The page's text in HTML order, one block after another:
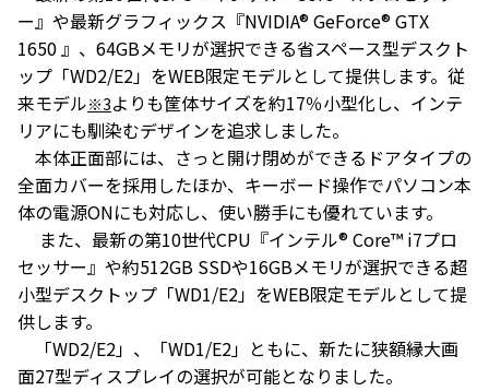
ー』や最新グラフィックス『NVIDIA® GeForce® GTX
1650 』、64GBメモリが選択できる省スペース型デスクト
ップ「WD2/E2」をWEB限定モデルとして提供します。従
来モデル※3よりも筐体サイズを約17％小型化し、インテ
リアにも馴染むデザインを追求しました。
本体正面部には、さっと開け閉めができるドアタイプの
全面カバーを採用したほか、キーボード操作でパソコン本
体の電源ONにも対応し、使い勝手にも優れています。
また、最新の第10世代CPU『インテル® Core™ i7プロ
セッサー』や約512GB SSDや16GBメモリが選択できる超
小型デスクトップ「WD1/E2」をWEB限定モデルとして提
供します。
「WD2/E2」、「WD1/E2」ともに、新たに狭額縁大画
面27型ディスプレイの選択が可能となりました。